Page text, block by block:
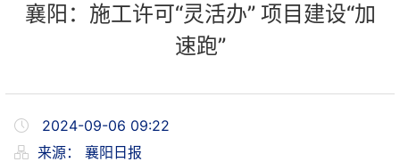
襄阳：施工许可“灵活办” 项目建设“加
速跑”
2024-09-06 09:22
来源： 襄阳日报